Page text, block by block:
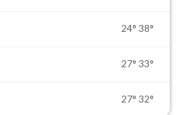
24° 38°
27° 33°
27° 32°